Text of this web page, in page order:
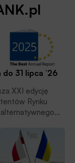
31 lipca ’26
Rynku
Miesięcznik
są patronami